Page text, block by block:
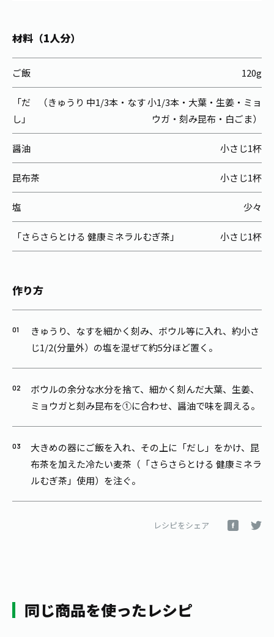
材料（1人分）
ご飯 120g
「だ
し」
（きゅうり 中1/3本・なす 小1/3本・大葉・生姜・ミョ
ウガ・刻み昆布・白ごま）
醤油 小さじ1杯
昆布茶 小さじ1杯
塩 少々
「さらさらとける 健康ミネラルむぎ茶」 小さじ1杯
作り方
きゅうり、なすを細かく刻み、ボウル等に入れ、約小さ
じ1/2(分量外）の塩を混ぜて約5分ほど置く。
ボウルの余分な水分を捨て、細かく刻んだ大葉、生姜、
ミョウガと刻み昆布を①に合わせ、醤油で味を調える。
大きめの器にご飯を入れ、その上に「だし」をかけ、昆
布茶を加えた冷たい麦茶（「さらさらとける 健康ミネラ
ルむぎ茶」使用）を注ぐ。
レシピをシェア
同じ商品を使ったレシピ